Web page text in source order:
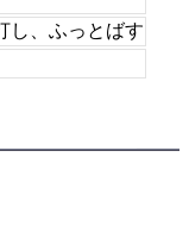
し、ふっとばす